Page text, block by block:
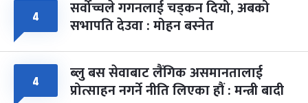
४ सर्वोच्चले गगनलाई चड्कन दियो, अबको
सभापति देउवा : मोहन बस्नेत
४ ब्लु बस सेवाबाट लैंगिक असमानतालाई
प्रोत्साहन नगर्ने नीति लिएका हौं : मन्त्री बादी